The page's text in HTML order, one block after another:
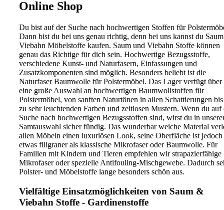
Online Shop
Du bist auf der Suche nach hochwertigen Stoffen für
Dann bist du bei uns genau richtig, denn bei uns kannst du
Viebahn Möbelstoffe kaufen. Saum und Viebahn Stoffe können
genau das Richtige für dich sein. Hochwertige Bezugsstoffe,
verschiedene Kunst- und Naturfasern, Einfassungen und
Zusatzkomponenten sind möglich. Besonders beliebt ist die
Naturfaser Baumwolle für Polstermöbel. Das Lager verfügt über
eine große Auswahl an hochwertigen Baumwollstoffen für
Polstermöbel, von sanften Naturtönen in allen Schattierungen
zu sehr leuchtenden Farben und zeitlosen Mustern. Wenn du auf
Suche nach hochwertigen Bezugsstoffen sind, wirst du in
Samtauswahl sicher fündig. Das wunderbar weiche Material
allen Möbeln einen luxuriösen Look, seine Oberfläche ist jedoch
etwas filigraner als klassische Mikrofaser oder Baumwolle. Für
Familien mit Kindern und Tieren empfehlen wir strapazierfähige
Mikrofaser oder spezielle Antifouling-Mischgewebe. Dadurch
Polster- und Möbelstoffe lange besonders schön aus.
Vielfältige Einsatzmöglichkeiten von Saum &
Viebahn Stoffe - Gardinenstoffe